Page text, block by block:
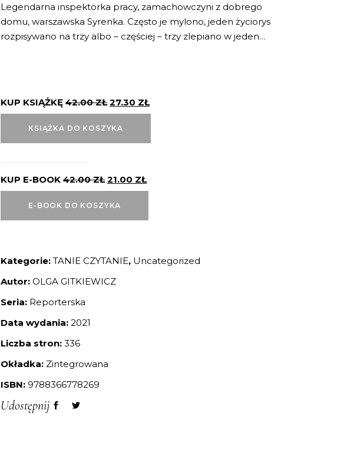
Legendarna inspektorka pracy, zamachowczyni z dobrego
domu, warszawska Syrenka. Często je mylono, jeden życiorys
rozpisywano na trzy albo – częściej – trzy zlepiano w jeden…
KUP KSIĄŻKĘ 42.00ZŁ 27.30 ZŁ
KSIĄŻKA DO KOSZYKA
KUP E-BOOK 42.00ZŁ 21.00 ZŁ
E-BOOK DO KOSZYKA
Kategorie: TANIE CZYTANIE, Uncategorized
Autor: OLGA GITKIEWICZ
Seria: Reporterska
Data wydania: 2021
Liczba stron: 336
Okładka: Zintegrowana
ISBN: 9788366778269
Udostępnij